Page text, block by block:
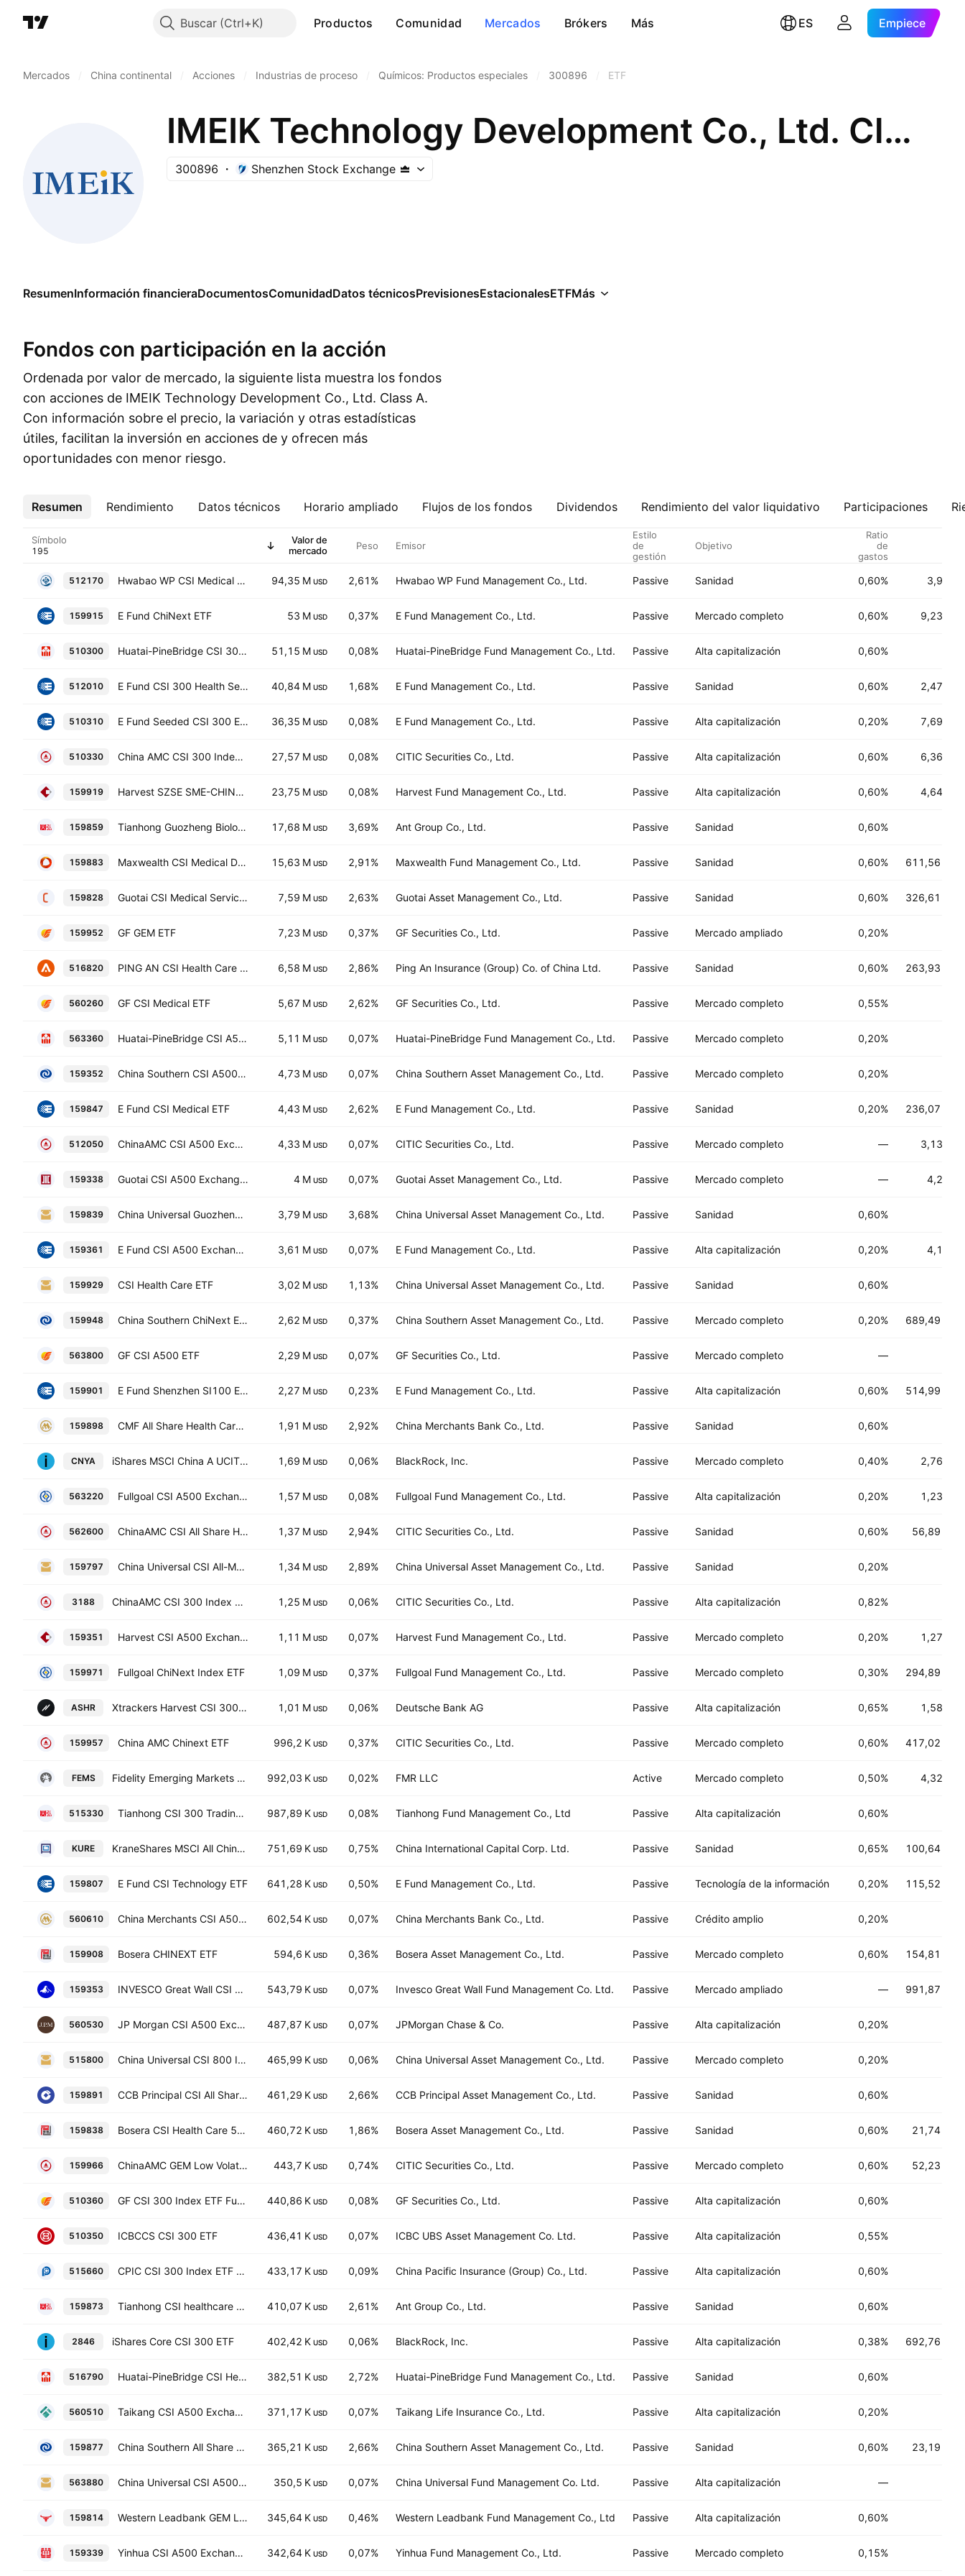
Buscar Productos Comunidad Mercados Brókers Más ES Empiece
Mercados China continental Acciones Industrias de proceso Químicos: Productos especiales 300896 ETF
IMEIK Technology Development Co., Ltd. Class A
300896 Shenzhen Stock Exchange
ResumenInformación financieraDocumentosComunidadDatos técnicosPrevisionesEstacionalesETFMás
Fondos con participación en la acción
Ordenada por valor de mercado, la siguiente lista muestra los fondos
con acciones de IMEIK Technology Development Co., Ltd. Class A.
Con información sobre el precio, la variación y otras estadísticas
útiles, facilitan la inversión en acciones de y ofrecen más
oportunidades con menor riesgo.
Resumen Rendimiento Datos técnicos Horario ampliado Flujos de los fondos Dividendos Rendimiento del valor liquidativo Participaciones
Más
Símbolo
Valor de
mercado
Peso Emisor
Estilo
de
gestión
Objetivo
Ratio
de
gastos
512170 Hwabao WP CSI Medical Exchange Traded Fund Units 94,35 M USD 2,61% Hwabao WP Fund Management Co., Ltd. Passive Sanidad 0,60% 3,9 B
159915 E Fund ChiNext ETF 53 M USD 0,37% E Fund Management Co., Ltd. Passive Mercado completo 0,60% 9,23 B
510300 Huatai-PineBridge CSI 300 ETF 51,15 M USD 0,08% Huatai-PineBridge Fund Management Co., Ltd. Passive Alta capitalización 0,60%
512010 E Fund CSI 300 Health Sector Index ETF 40,84 M USD 1,68% E Fund Management Co., Ltd. Passive Sanidad 0,60% 2,47 B
510310 E Fund Seeded CSI 300 ETF 36,35 M USD 0,08% E Fund Management Co., Ltd. Passive Alta capitalización 0,20% 7,69 B
510330 China AMC CSI 300 Index ETF (CN) 27,57 M USD 0,08% CITIC Securities Co., Ltd. Passive Alta capitalización 0,60% 6,36 B
159919 Harvest SZSE SME-CHINEXT 300 Transactional Open-End Index Fund 23,75 M USD 0,08% Harvest Fund Management Co., Ltd. Passive Alta capitalización 0,60% 4,64 B
159859 Tianhong Guozheng Biological Medicine Exchange Traded Fund Units 17,68 M USD 3,69% Ant Group Co., Ltd. Passive Sanidad 0,60%
159883 Maxwealth CSI Medical Device ETF Index Fund 15,63 M USD 2,91% Maxwealth Fund Management Co., Ltd. Passive Sanidad 0,60% 611,56 M
159828 Guotai CSI Medical Service Exchange Traded Fund Units 7,59 M USD 2,63% Guotai Asset Management Co., Ltd. Passive Sanidad 0,60% 326,61 M
159952 GF GEM ETF 7,23 M USD 0,37% GF Securities Co., Ltd. Passive Mercado ampliado 0,20%
516820 PING AN CSI Health Care Innovation Index ETF 6,58 M USD 2,86% Ping An Insurance (Group) Co. of China Ltd. Passive Sanidad 0,60% 263,93 M
560260 GF CSI Medical ETF 5,67 M USD 2,62% GF Securities Co., Ltd. Passive Mercado completo 0,55%
563360 Huatai-PineBridge CSI A500 Fund Units 5,11 M USD 0,07% Huatai-PineBridge Fund Management Co., Ltd. Passive Mercado completo 0,20%
159352 China Southern CSI A500 Exchange Traded Fund Units 4,73 M USD 0,07% China Southern Asset Management Co., Ltd. Passive Mercado completo 0,20%
159847 E Fund CSI Medical ETF 4,43 M USD 2,62% E Fund Management Co., Ltd. Passive Sanidad 0,20% 236,07 M
512050 ChinaAMC CSI A500 Exchange Traded Fund Units 4,33 M USD 0,07% CITIC Securities Co., Ltd. Passive Mercado completo — 3,13 B
159338 Guotai CSI A500 Exchange Traded Fund Units 4 M USD 0,07% Guotai Asset Management Co., Ltd. Passive Mercado completo — 4,2 B
159839 China Universal Guozheng Biological Medicine Exchange Traded Fund Units 3,79 M USD 3,68% China Universal Asset Management Co., Ltd. Passive Sanidad 0,60%
159361 E Fund CSI A500 Exchange Traded Fund Units 3,61 M USD 0,07% E Fund Management Co., Ltd. Passive Alta capitalización 0,20% 4,1 B
159929 CSI Health Care ETF 3,02 M USD 1,13% China Universal Asset Management Co., Ltd. Passive Sanidad 0,60%
159948 China Southern ChiNext ETF 2,62 M USD 0,37% China Southern Asset Management Co., Ltd. Passive Mercado completo 0,20% 689,49 M
563800 GF CSI A500 ETF 2,29 M USD 0,07% GF Securities Co., Ltd. Passive Mercado completo —
159901 E Fund Shenzhen SI100 ETF 2,27 M USD 0,23% E Fund Management Co., Ltd. Passive Alta capitalización 0,60% 514,99 M
159898 CMF All Share Health Care Instrument Exchange Traded Fund 1,91 M USD 2,92% China Merchants Bank Co., Ltd. Passive Sanidad 0,60%
CNYA iShares MSCI China A UCITS ETF 1,69 M USD 0,06% BlackRock, Inc. Passive Mercado completo 0,40% 2,76 B
563220 Fullgoal CSI A500 Exchange Traded Fund Units 1,57 M USD 0,08% Fullgoal Fund Management Co., Ltd. Passive Alta capitalización 0,20% 1,23 B
562600 ChinaAMC CSI All Share Health Care Instrument Index ETF 1,37 M USD 2,94% CITIC Securities Co., Ltd. Passive Sanidad 0,60% 56,89 M
159797 China Universal CSI All-Medical Device Index ETF 1,34 M USD 2,89% China Universal Asset Management Co., Ltd. Passive Sanidad 0,20%
3188 ChinaAMC CSI 300 Index ETF HKD 1,25 M USD 0,06% CITIC Securities Co., Ltd. Passive Alta capitalización 0,82%
159351 Harvest CSI A500 Exchange Traded Fund Units 1,11 M USD 0,07% Harvest Fund Management Co., Ltd. Passive Mercado completo 0,20% 1,27 B
159971 Fullgoal ChiNext Index ETF 1,09 M USD 0,37% Fullgoal Fund Management Co., Ltd. Passive Mercado completo 0,30% 294,89 M
ASHR Xtrackers Harvest CSI 300 China A-Shares ETF 1,01 M USD 0,06% Deutsche Bank AG Passive Alta capitalización 0,65% 1,58 B
159957 China AMC Chinext ETF 996,2 K USD 0,37% CITIC Securities Co., Ltd. Passive Mercado completo 0,60% 417,02 M
FEMS Fidelity Emerging Markets Equity Research Enhanced UCITS ETF 992,03 K USD 0,02% FMR LLC Active Mercado completo 0,50% 4,32 B
515330 Tianhong CSI 300 Trading Open Index Securities Investment Fund Units 987,89 K USD 0,08% Tianhong Fund Management Co., Ltd Passive Alta capitalización 0,60%
KURE KraneShares MSCI All China Health Care Index ETF 751,69 K USD 0,75% China International Capital Corp. Ltd. Passive Sanidad 0,65% 100,64 M
159807 E Fund CSI Technology ETF 641,28 K USD 0,50% E Fund Management Co., Ltd. Passive Tecnología de la información 0,20% 115,52 M
560610 China Merchants CSI A500 ETF 602,54 K USD 0,07% China Merchants Bank Co., Ltd. Passive Crédito amplio 0,20%
159908 Bosera CHINEXT ETF 594,6 K USD 0,36% Bosera Asset Management Co., Ltd. Passive Mercado completo 0,60% 154,81 M
159353 INVESCO Great Wall CSI A500 Exchange Traded Fund Units 543,79 K USD 0,07% Invesco Great Wall Fund Management Co. Ltd. Passive Mercado ampliado — 991,87 M
560530 JP Morgan CSI A500 Exchange Traded Fund Units 487,87 K USD 0,07% JPMorgan Chase & Co. Passive Alta capitalización 0,20%
515800 China Universal CSI 800 Index ETF Fund 465,99 K USD 0,06% China Universal Asset Management Co., Ltd. Passive Mercado completo 0,20%
159891 CCB Principal CSI All Share Health Care Equip & Services ETF 461,29 K USD 2,66% CCB Principal Asset Management Co., Ltd. Passive Sanidad 0,60%
159838 Bosera CSI Health Care 50 ETF 460,72 K USD 1,86% Bosera Asset Management Co., Ltd. Passive Sanidad 0,60% 21,74 M
159966 ChinaAMC GEM Low Volatility Value ETF 443,7 K USD 0,74% CITIC Securities Co., Ltd. Passive Mercado completo 0,60% 52,23 M
510360 GF CSI 300 Index ETF Fund 440,86 K USD 0,08% GF Securities Co., Ltd. Passive Alta capitalización 0,60%
510350 ICBCCS CSI 300 ETF 436,41 K USD 0,07% ICBC UBS Asset Management Co. Ltd. Passive Alta capitalización 0,55%
515660 CPIC CSI 300 Index ETF Fund 433,17 K USD 0,09% China Pacific Insurance (Group) Co., Ltd. Passive Alta capitalización 0,60%
159873 Tianhong CSI healthcare equipment and services Index ETF 410,07 K USD 2,61% Ant Group Co., Ltd. Passive Sanidad 0,60%
2846 iShares Core CSI 300 ETF 402,42 K USD 0,06% BlackRock, Inc. Passive Alta capitalización 0,38% 692,76 M
516790 Huatai-PineBridge CSI Healthcare Equipment Services ETF 382,51 K USD 2,72% Huatai-PineBridge Fund Management Co., Ltd. Passive Sanidad 0,60%
560510 Taikang CSI A500 Exchange Traded Fund Units 371,17 K USD 0,07% Taikang Life Insurance Co., Ltd. Passive Alta capitalización 0,20%
159877 China Southern All Share Health Care ETF 365,21 K USD 2,66% China Southern Asset Management Co., Ltd. Passive Sanidad 0,60% 23,19 M
563880 China Universal CSI A500 Exchange Traded Fund Units 350,5 K USD 0,07% China Universal Fund Management Co. Ltd. Passive Alta capitalización —
159814 Western Leadbank GEM Large Cap ETF 345,64 K USD 0,46% Western Leadbank Fund Management Co., Ltd Passive Alta capitalización 0,60%
159339 Yinhua CSI A500 Exchange Traded Fund Units 342,64 K USD 0,07% Yinhua Fund Management Co., Ltd. Passive Mercado completo 0,15%